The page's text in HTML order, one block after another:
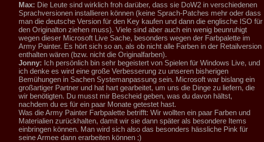
Max: Die Leute sind wirklich froh darüber, dass sie DoW2 in verschiedenen
Sprachversionen installieren können (keine Sprach-Patches mehr oder dass
man die deutsche Version für den Key kaufen und dann die englische ISO für
den Originalton ziehen muss). Viele sind aber auch ein wenig beunruhigt
wegen dieser Microsoft Live Sache, besonders wegen der Farbpalette im
Army Painter. Es hört sich so an, als ob nicht alle Farben in der Retailversion
enthalten wären (bzw. nicht die Originalfarben).
Jonny: Ich persönlich bin sehr begeistert von Spielen für Windows Live, und
ich denke es wird eine große Verbesserung zu unseren bisherigen
Bemühungen in Sachen Systemanpassung sein. Microsoft war bislang ein
großartiger Partner und hat hart gearbeitet, um uns die Dinge zu liefern, die
wir benötigten. Du musst mir Bescheid geben, was du davon hältst,
nachdem du es für ein paar Monate getestet hast.
Was die Army Painter Farbpalette betrifft: Wir wollten ein paar Farben und
Materialien zurückhalten, damit wir sie dann später als besondere Items
einbringen können. Man wird sich also das besonders hässliche Pink für
seine Armee dann erarbeiten können ;)